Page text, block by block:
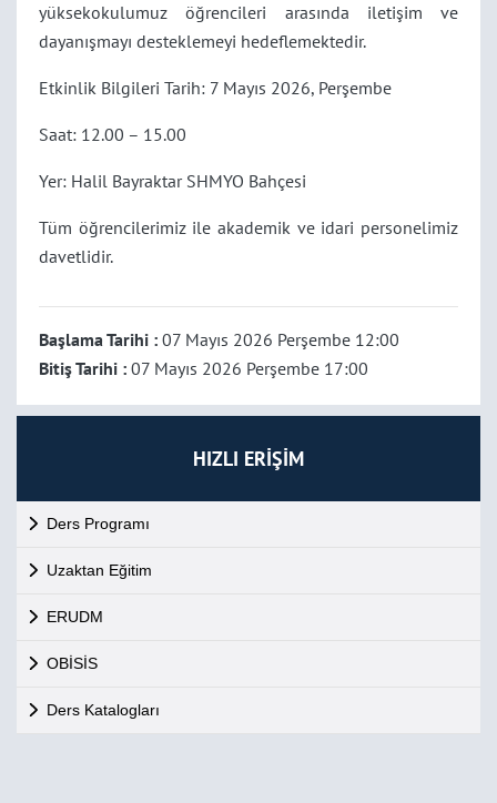
HIZLI ERİŞİM
Ders Programı
Uzaktan Eğitim
ERUDM
OBİSİS
Ders Katalogları
yüksekokulumuz öğrencileri arasında iletişim ve
dayanışmayı desteklemeyi hedeflemektedir.
Etkinlik Bilgileri Tarih: 7 Mayıs 2026, Perşembe
Saat: 12.00 – 15.00
Yer: Halil Bayraktar SHMYO Bahçesi
Tüm öğrencilerimiz ile akademik ve idari personelimiz
davetlidir.
Başlama Tarihi : 07 Mayıs 2026 Perşembe 12:00
Bitiş Tarihi : 07 Mayıs 2026 Perşembe 17:00